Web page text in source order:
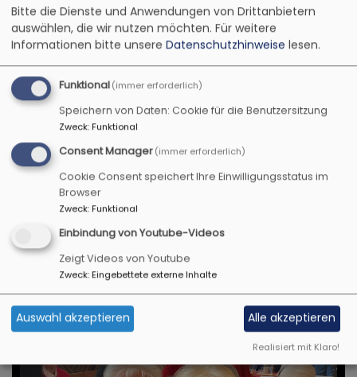
Verschiedene Eindrücke
der Ökumenischen
Vesperkirche 2025
Bitte die Dienste und Anwendungen von Drittanbietern
auswählen, die wir nutzen möchten. Für weitere
Informationen bitte unsere Datenschutzhinweise lesen.
Funktional(immer erforderlich)
Speichern von Daten: Cookie für die Benutzersitzung
Zweck:Funktional
Consent Manager(immer erforderlich)
Cookie Consent speichert Ihre Einwilligungsstatus im
Browser
Zweck:Funktional
Einbindung von Youtube-Videos
Zeigt Videos von Youtube
Zweck:Eingebettete externe Inhalte
Auswahl akzeptieren Alle akzeptieren
Realisiert mit Klaro!